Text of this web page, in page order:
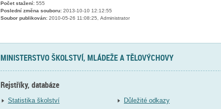
Počet stažení:555
Poslední změna souboru:2013-10-10 12:12:55
Soubor publikován:2010-05-26 11:08:25, Administrator
MINISTERSTVO ŠKOLSTVÍ, MLÁDEŽE A TĚLOVÝCHOVY
Rejstříky, databáze
Statistika školství
Důležité odkazy